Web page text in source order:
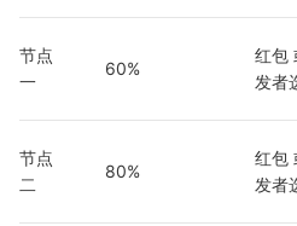
节点
一
60%
红包
发者
节点
二
80%
红包
发者